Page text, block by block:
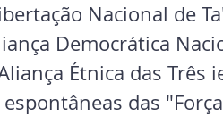
Nacional de
Democrática
Étnica das Três
das